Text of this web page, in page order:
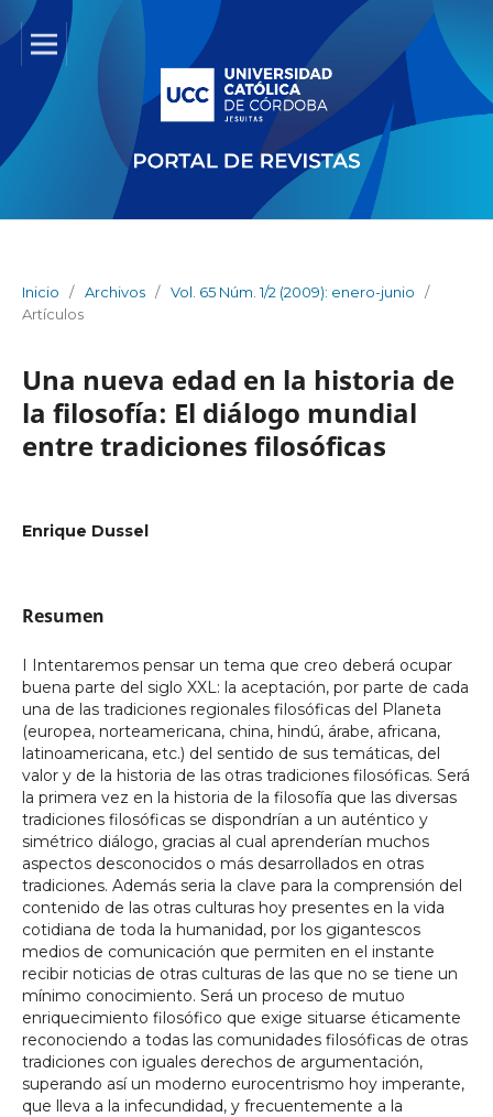
Inicio / Archivos / Vol. 65 Núm. 1/2 (2009): enero-junio
/
Artículos
Una nueva edad en la historia de
la filosofía: El diálogo mundial
entre tradiciones filosóficas
Enrique Dussel
Resumen
I Intentaremos pensar un tema que creo deberá ocupar
buena parte del siglo XXL: la aceptación, por parte de cada
una de las tradiciones regionales filosóficas del Planeta
(europea, norteamericana, china, hindú, árabe, africana,
latinoamericana, etc.) del sentido de sus temáticas, del
valor y de la historia de las otras tradiciones filosóficas. Será
la primera vez en la historia de la filosofía que las diversas
tradiciones filosóficas se dispondrían a un auténtico y
simétrico diálogo, gracias al cual aprenderían muchos
aspectos desconocidos o más desarrollados en otras
tradiciones. Además seria la clave para la comprensión del
contenido de las otras culturas hoy presentes en la vida
cotidiana de toda la humanidad, por los gigantescos
medios de comunicación que permiten en el instante
recibir noticias de otras culturas de las que no se tiene un
mínimo conocimiento. Será un proceso de mutuo
enriquecimiento filosófico que exige situarse éticamente
reconociendo a todas las comunidades filosóficas de otras
tradiciones con iguales derechos de argumentación,
superando así un moderno eurocentrismo hoy imperante,
que lleva a la infecundidad, y frecuentemente a la